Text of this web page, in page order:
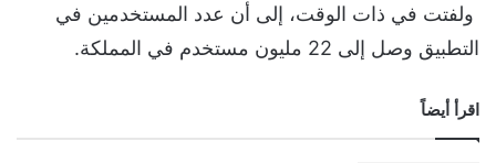
ولفتت في ذات الوقت، إلى أن عدد المستخدمين في
التطبيق وصل إلى 22 مليون مستخدم في المملكة.
اقرأ أيضاً